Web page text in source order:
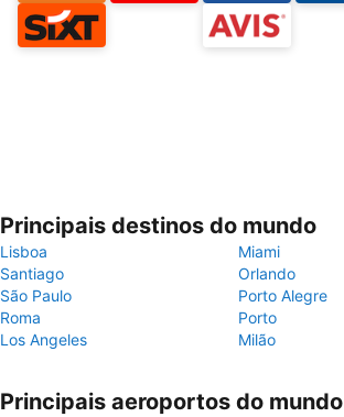
Principais destinos do mundo
Lisboa
Miami
Santiago
Orlando
São Paulo
Porto Alegre
Roma
Porto
Los Angeles
Milão
Principais aeroportos do mundo